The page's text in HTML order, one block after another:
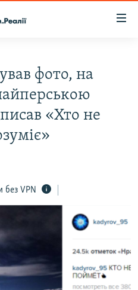
фото, на
«Хто не
без VPN